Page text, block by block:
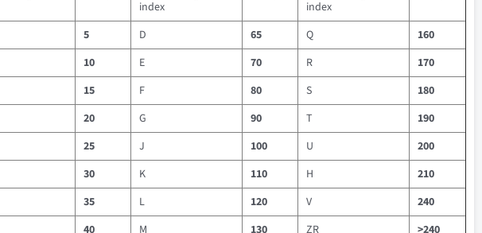
index
index
5 D 65 Q
160
10 E 70 R
170
15 F 80 S
180
20 G 90 T
190
25 J 100 U
200
30 K 110 H
210
35 L 120 V
240
40 M 130 ZR
>240